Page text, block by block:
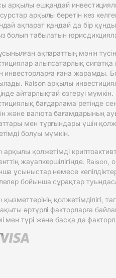
арқылы ешқандай
арқылы беретін кез
ақпарат қандай да бір
болып табылатын
ақпараттың мәнін
алыпсатарлық сипатқа
инвесторларға ғана жарамды.
Raison арқылы
айтарлықтай өзгеруі
бағдарлама ретінде
және валюта бағамдарының
мен тұрғындары үшін
болуы мүмкін.
арқылы қолжетімді
жауапкершілігінде.
ұсыныстар немесе
бойынша сұрақтар
қызметтерінің
әртүрлі факторларға
мен түрі және басқа да